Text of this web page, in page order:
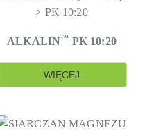
ALKALIN™ PK 10:20
WIĘCEJ